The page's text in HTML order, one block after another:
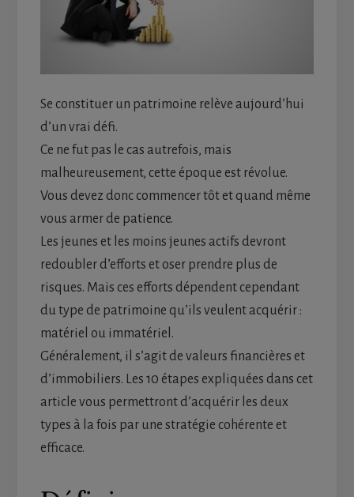
Se constituer un patrimoine relève aujourd’hui
d’un vrai défi.
Ce ne fut pas le cas autrefois, mais
malheureusement, cette époque est révolue.
Vous devez donc commencer tôt et quand même
vous armer de patience.
Les jeunes et les moins jeunes actifs devront
redoubler d’efforts et oser prendre plus de
risques. Mais ces efforts dépendent cependant
du type de patrimoine qu’ils veulent acquérir :
matériel ou immatériel.
Généralement, il s’agit de valeurs financières et
d’immobiliers. Les 10 étapes expliquées dans cet
article vous permettront d’acquérir les deux
types à la fois par une stratégie cohérente et
efficace.